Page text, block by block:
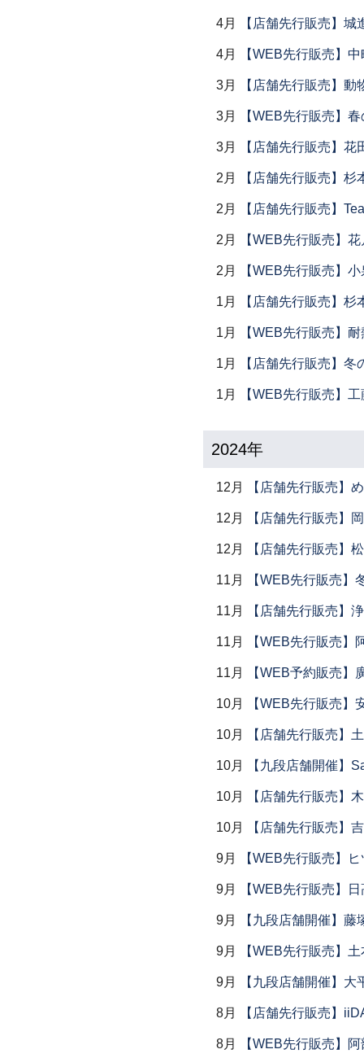
4月 【店舗先行販売】城
4月 【WEB先行販売】
3月 【店舗先行販売】動
3月 【WEB先行販売】
3月 【店舗先行販売】
2月 【店舗先行販売】
2月 【店舗先行販売】
2月 【WEB先行販売】
2月 【WEB先行販売】
1月 【店舗先行販売】
1月 【WEB先行販売】
1月 【店舗先行販売】冬
1月 【WEB先行販売】
2024年
12月 【店舗先行販売】
12月 【店舗先行販売】
12月 【店舗先行販売】
11月 【WEB先行販売】
11月 【店舗先行販売】
11月 【WEB先行販売】
11月 【WEB予約販売】
10月 【WEB先行販売】
10月 【店舗先行販売】
10月 【九段店舗開催】
10月 【店舗先行販売】
10月 【店舗先行販売】
9月 【WEB先行販売】
9月 【WEB先行販売】
9月 【九段店舗開催】藤
9月 【WEB先行販売】
9月 【九段店舗開催】大
8月 【店舗先行販売】
8月 【WEB先行販売】